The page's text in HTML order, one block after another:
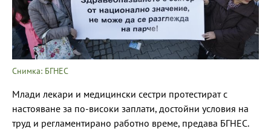
Снимка: БГНЕС
Млади лекари и медицински сестри протестират с
настояване за по-високи заплати, достойни условия на
труд и регламентирано работно време, предава БГНЕС.